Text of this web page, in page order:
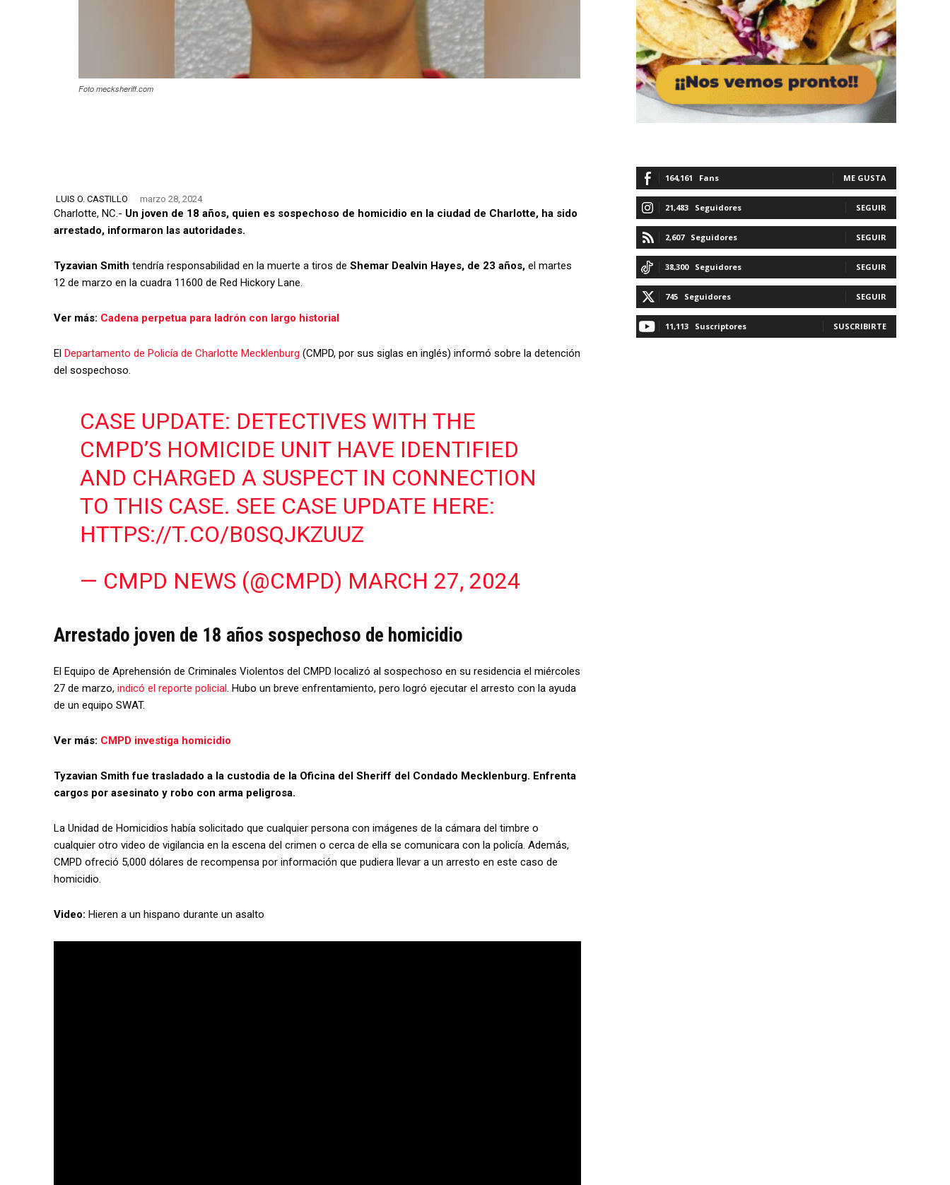
Foto mecksheriff.com
LUIS O. CASTILLO marzo 28, 2024
Charlotte, NC.- Un joven de 18 años, quien es sospechoso de homicidio en la ciudad de Charlotte, ha sido
arrestado, informaron las autoridades.
Tyzavian Smith tendría responsabilidad en la muerte a tiros de Shemar Dealvin Hayes, de 23 años, el martes
12 de marzo en la cuadra 11600 de Red Hickory Lane.
Ver más: Cadena perpetua para ladrón con largo historial
El Departamento de Policía de Charlotte Mecklenburg (CMPD, por sus siglas en inglés) informó sobre la detención
del sospechoso.
CASE UPDATE: DETECTIVES WITH THE
CMPD’S HOMICIDE UNIT HAVE IDENTIFIED
AND CHARGED A SUSPECT IN CONNECTION
TO THIS CASE. SEE CASE UPDATE HERE:
HTTPS://T.CO/B0SQJKZUUZ
— CMPD NEWS (@CMPD) MARCH 27, 2024
Arrestado joven de 18 años sospechoso de homicidio
El Equipo de Aprehensión de Criminales Violentos del CMPD localizó al sospechoso en su residencia el miércoles
27 de marzo, indicó el reporte policial. Hubo un breve enfrentamiento, pero logró ejecutar el arresto con la ayuda
de un equipo SWAT.
Ver más: CMPD investiga homicidio
Tyzavian Smith fue trasladado a la custodia de la Oficina del Sheriff del Condado Mecklenburg. Enfrenta
cargos por asesinato y robo con arma peligrosa.
La Unidad de Homicidios había solicitado que cualquier persona con imágenes de la cámara del timbre o
cualquier otro video de vigilancia en la escena del crimen o cerca de ella se comunicara con la policía. Además,
CMPD ofreció 5,000 dólares de recompensa por información que pudiera llevar a un arresto en este caso de
homicidio.
Video: Hieren a un hispano durante un asalto
164,161 Fans ME GUSTA
21,483 Seguidores SEGUIR
2,607 Seguidores SEGUIR
38,300 Seguidores SEGUIR
745 Seguidores SEGUIR
11,113 Suscriptores SUSCRIBIRTE